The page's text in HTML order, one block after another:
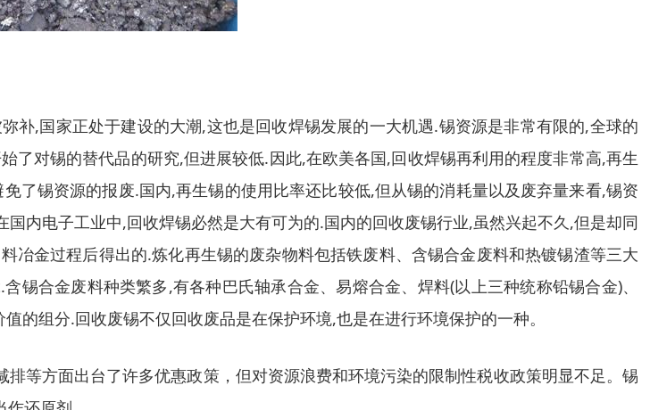
补,国家正处于建设的大潮,这也是回收焊锡发展的一大机遇.锡资源是非常有限的,全球的
对锡的替代品的研究,但进展较低.因此,在欧美各国,回收焊锡再利用的程度非常高,再生
了锡资源的报废.国内,再生锡的使用比率还比较低,但从锡的消耗量以及废弃量来看,锡资
内电子工业中,回收焊锡必然是大有可为的.国内的回收废锡行业,虽然兴起不久,但是却同
金过程后得出的.炼化再生锡的废杂物料包括铁废料、含锡合金废料和热镀锡渣等三大
锡合金废料种类繁多,有各种巴氏轴承合金、易熔合金、焊料(以上三种统称铅锡合金)、
的组分.回收废锡不仅回收废品是在保护环境,也是在进行环境保护的一种。
等方面出台了许多优惠政策，但对资源浪费和环境污染的限制性税收政策明显不足。锡